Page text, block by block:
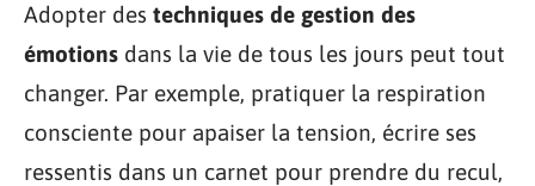
Adopter des techniques de gestion des
émotions dans la vie de tous les jours peut tout
changer. Par exemple, pratiquer la respiration
consciente pour apaiser la tension, écrire ses
ressentis dans un carnet pour prendre du recul,